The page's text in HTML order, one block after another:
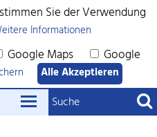
Sie der Verwendung
Informationen
Google Maps Google
Alle Akzeptieren